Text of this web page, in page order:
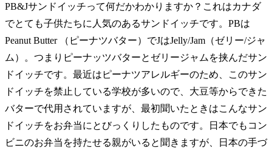
PB&Jサンドイッチって何だかわかりますか？これはカナダ
でとても子供たちに人気のあるサンドイッチです。PBは
Peanut Butter （ピーナツバター）でJはJelly/Jam（ゼリー/ジャ
ム）。つまりピーナッツバターとゼリージャムを挟んだサン
ドイッチです。最近はピーナツアレルギーのため、このサン
ドイッチを禁止している学校が多いので、大豆等からできた
バターで代用されていますが、最初聞いたときはこんなサン
ドイッチをお弁当にとびっくりしたものです。日本でもコン
ビニのお弁当を持たせる親がいると聞きますが、日本の手づ